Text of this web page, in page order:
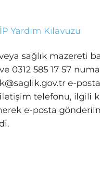
Yardım Kılavuzu
sağlık mazereti
0312 585 17 57
e-
telefonu, ilgili
e-posta